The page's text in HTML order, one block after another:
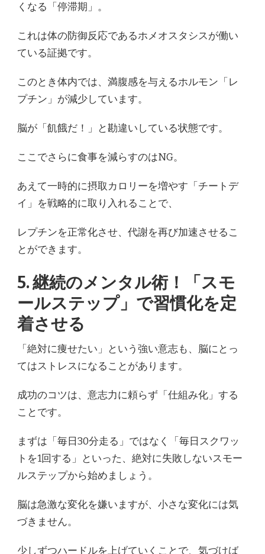
くなる「停滞期」。
これは体の防御反応であるホメオスタシスが働い
ている証拠です。
このとき体内では、満腹感を与えるホルモン「レ
プチン」が減少しています。
脳が「飢餓だ！」と勘違いしている状態です。
ここでさらに食事を減らすのはNG。
あえて一時的に摂取カロリーを増やす「チートデ
イ」を戦略的に取り入れることで、
レプチンを正常化させ、代謝を再び加速させるこ
とができます。
5. 継続のメンタル術！「スモ
ールステップ」で習慣化を定
着させる
「絶対に痩せたい」という強い意志も、脳にとっ
てはストレスになることがあります。
成功のコツは、意志力に頼らず「仕組み化」する
ことです。
まずは「毎日30分走る」ではなく「毎日スクワッ
トを1回する」といった、絶対に失敗しないスモー
ルステップから始めましょう。
脳は急激な変化を嫌いますが、小さな変化には気
づきません。
少しずつハードルを上げていくことで、気づけば